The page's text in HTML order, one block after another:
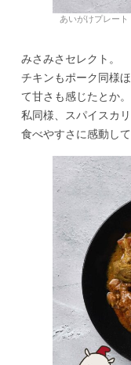
あいがけプレー
みさみさセレクト。
チキンもポーク同様
て甘さも感じたとか。
私同様、スパイスカ
食べやすさに感動し